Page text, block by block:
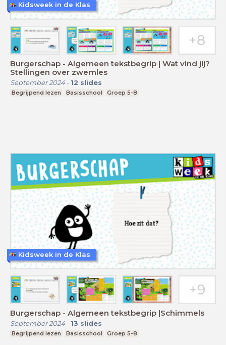
Burgerschap - Algemeen tekstbegrip | Wat vind jij?
Stellingen over zwemles
September 2024- 12 slides
Begrijpend lezen Basisschool Groep 5-8
Kidsweek in de Klas
Burgerschap - Algemeen tekstbegrip |Schimmels
September 2024- 13 slides
Begrijpend lezen Basisschool Groep 5-8
Kidsweek in de Klas